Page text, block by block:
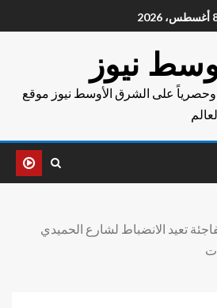
2026
نيوز
وحصرياً على الشرق الأوسط نيوز موقع
تعيد الانضباط لشارع الحميدي